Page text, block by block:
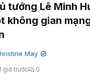
tướng Lê Minh
không gian
May ✔
1 giờ trước 0